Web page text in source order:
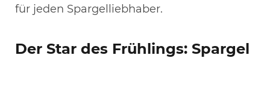
für jeden Spargelliebhaber.
Der Star des Frühlings: Spargel